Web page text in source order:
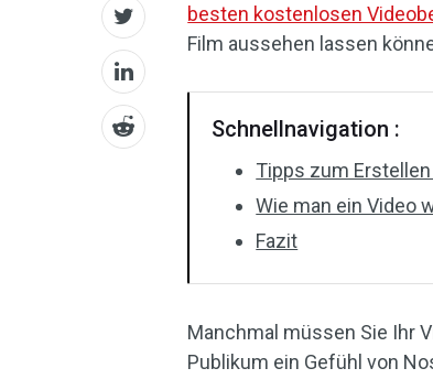
besten kostenlosen
Film aussehen lassen
Schnellnavigation :
Tipps zum
Wie man ein Video
Fazit
Manchmal müssen Sie Ihr
Publikum ein Gefühl von